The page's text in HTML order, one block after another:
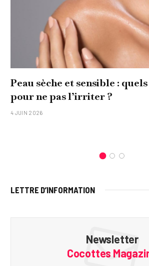
Peau sèche et sensible :
pour ne pas l’irriter ?
4 JUIN 2026
LETTRE D’INFORMATION
Newsletter
Cocottes